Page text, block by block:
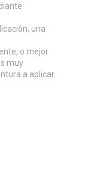
una
o mejor
muy
a aplicar.